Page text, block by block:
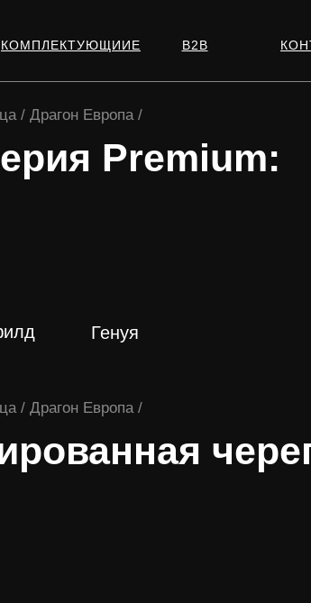
КОМПЛЕКТУЮЩИИЕ В2В
Premium:
/ Драгон Европа /
Генуя
/ Драгон Европа /